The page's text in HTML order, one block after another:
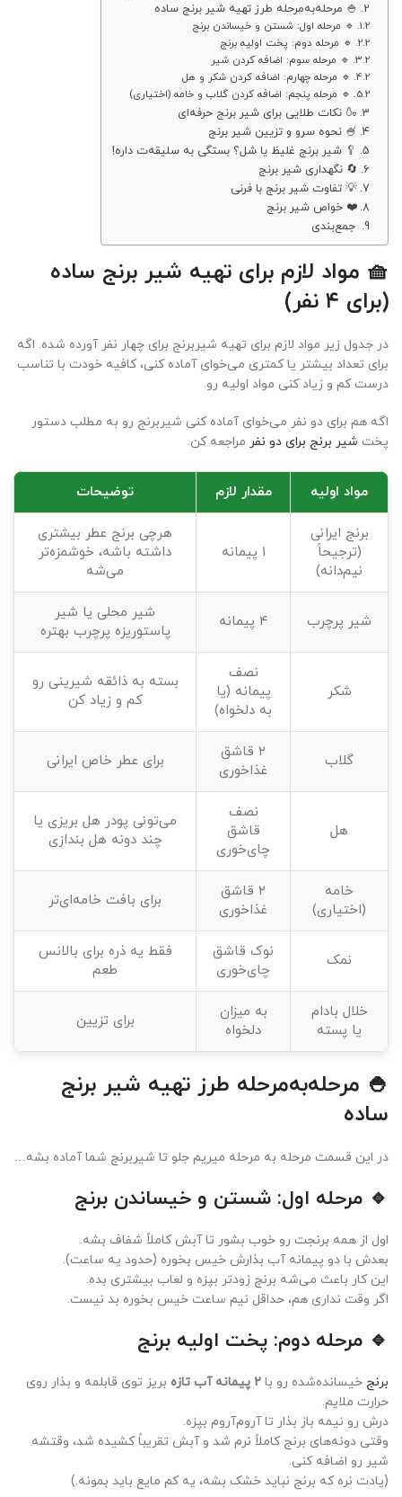
🍚 مرحله‌به‌مرحله طرز تهیه شیر برنج ساده
🔹 مرحله اول: شستن و خیساندن برنج
🔹 مرحله دوم: پخت اولیه برنج
🔹 مرحله سوم: اضافه کردن شیر
🔹 مرحله چهارم: اضافه کردن شکر و هل
🔹 مرحله پنجم: اضافه کردن گلاب و خامه (اختیاری)
🍶 نکات طلایی برای شیر برنج حرفه‌ای
🍧 نحوه سرو و تزیین شیر برنج
🥄 شیر برنج غلیظ یا شل؟ بستگی به سلیقه‌ت داره!
🔄 نگهداری شیر برنج
💡 تفاوت شیر برنج با فرنی
❤️ خواص شیر برنج
جمع‌بندی
🧺 مواد لازم برای تهیه شیر برنج ساده
(برای ۴ نفر)
در جدول زیر مواد لازم برای تهیه شیربرنج برای چهار نفر آورده شده. اگه
برای تعداد بیشتر یا کمتری می‌خوای آماده کنی، کافیه خودت با تناسب
درست کم و زیاد کنی مواد اولیه رو.
اگه هم برای دو نفر می‌خوای آماده کنی شیربرنج رو به مطلب دستور
پخت شیر برنج برای دو نفر مراجعه کن.
مواد اولیه مقدار لازم توضیحات
برنج ایرانی
(ترجیحاً
نیم‌دانه)
۱ پیمانه
هرچی برنج عطر بیشتری
داشته باشه، خوشمزه‌تر
می‌شه
شیر پرچرب ۴ پیمانه
شیر محلی یا شیر
پاستوریزه پرچرب بهتره
شکر
نصف
پیمانه (یا
به دلخواه)
بسته به ذائقه شیرینی رو
کم و زیاد کن
گلاب
۲ قاشق
غذاخوری
برای عطر خاص ایرانی
هل
نصف
قاشق
چای‌خوری
می‌تونی پودر هل بریزی یا
چند دونه هل بندازی
خامه
(اختیاری)
۲ قاشق
غذاخوری
برای بافت خامه‌ای‌تر
نمک
نوک قاشق
چای‌خوری
فقط یه ذره برای بالانس
طعم
خلال بادام
یا پسته
به میزان
دلخواه
برای تزیین
🍚 مرحله‌به‌مرحله طرز تهیه شیر برنج
ساده
در این قسمت مرحله به مرحله میریم جلو تا شیربرنج شما آماده بشه…
🔹 مرحله اول: شستن و خیساندن برنج
اول از همه برنجت رو خوب بشور تا آبش کاملاً شفاف بشه.
بعدش با دو پیمانه آب بذارش خیس بخوره (حدود یه ساعت).
این کار باعث می‌شه برنج زودتر بپزه و لعاب بیشتری بده.
اگر وقت نداری هم، حداقل نیم ساعت خیس بخوره بد نیست.
🔹 مرحله دوم: پخت اولیه برنج
برنج خیسانده‌شده رو با ۲ پیمانه آب تازه
بریز توی قابلمه و بذار روی
حرارت ملایم.
درش رو نیمه باز بذار تا آروم‌آروم بپزه.
وقتی دونه‌های برنج کاملاً نرم شد و آبش تقریباً کشیده شد، وقتشه
شیر رو اضافه کنی.
(یادت نره که برنج نباید خشک بشه، یه کم مایع باید بمونه.)